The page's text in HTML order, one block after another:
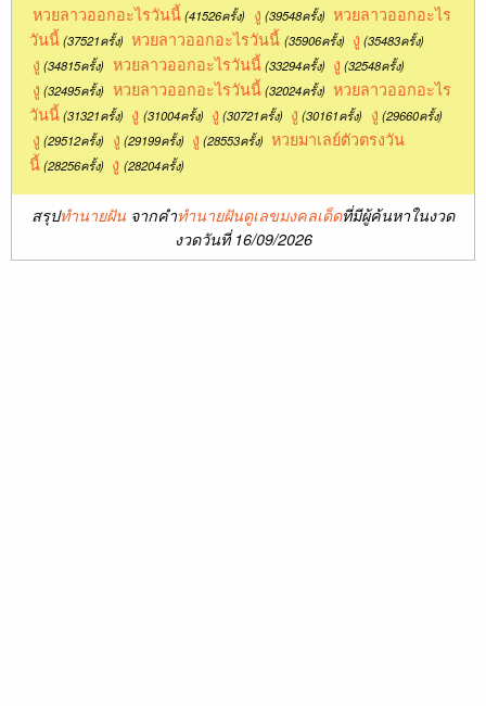
หวยลาวออกอะไรวันนี้ (41526ครั้ง) งู (39548ครั้ง) หวยลาวออกอะไร
วันนี้(37521ครั้ง) หวยลาวออกอะไรวันนี้ (35906ครั้ง) งู (35483ครั้ง)
งู (34815ครั้ง) หวยลาวออกอะไรวันนี้ (33294ครั้ง) งู (32548ครั้ง)
งู (32495ครั้ง) หวยลาวออกอะไรวันนี้ (32024ครั้ง) หวยลาวออกอะไร
วันนี้(31321ครั้ง) งู (31004ครั้ง) งู (30721ครั้ง) งู (30161ครั้ง) งู (29660ครั้ง)
งู (29512ครั้ง) งู (29199ครั้ง) งู (28553ครั้ง) หวยมาเลย์ตัวตรงวัน
นี้(28256ครั้ง) งู (28204ครั้ง)
สรุปทำนายฝัน จากคำทำนายฝันดูเลขมงคลเด็ดที่มีผู้ค้นหาในงวด
งวดวันที่ 16/09/2026